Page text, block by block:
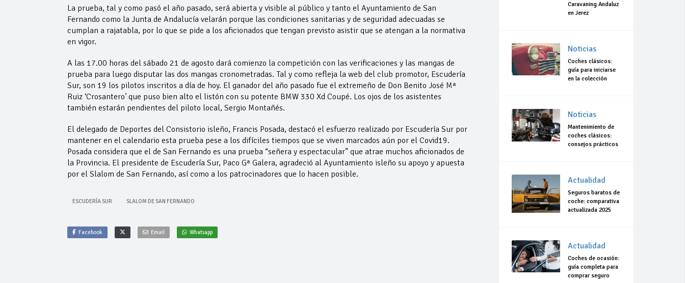
La prueba, tal y como pasó el año pasado, será abierta y visible al público y tanto el Ayuntamiento de San
Fernando como la Junta de Andalucía velarán porque las condiciones sanitarias y de seguridad adecuadas se
cumplan a rajatabla, por lo que se pide a los aficionados que tengan previsto asistir que se atengan a la normativa
en vigor.
A las 17.00 horas del sábado 21 de agosto dará comienzo la competición con las verificaciones y las mangas de
prueba para luego disputar las dos mangas cronometradas. Tal y como refleja la web del club promotor, Escudería
Sur, son 19 los pilotos inscritos a día de hoy. El ganador del año pasado fue el extremeño de Don Benito José Mª
Ruiz ‘Crosantero’ que puso bien alto el listón con su potente BMW 330 Xd Coupé. Los ojos de los asistentes
también estarán pendientes del piloto local, Sergio Montañés.
El delegado de Deportes del Consistorio isleño, Francis Posada, destacó el esfuerzo realizado por Escudería Sur por
mantener en el calendario esta prueba pese a los difíciles tiempos que se viven marcados aún por el Covid19.
Posada considera que el de San Fernando es una prueba “señera y espectacular” que atrae muchos aficionados de
la Provincia. El presidente de Escudería Sur, Paco Gª Galera, agradeció al Ayuntamiento isleño su apoyo y apuesta
por el Slalom de San Fernando, así como a los patrocinadores que lo hacen posible.
ESCUDERÍA SUR SLALOM DE SAN FERNANDO
Facebook Email Whatsapp
Caravaning Andaluz
en Jerez
Noticias
Coches clásicos:
guía para iniciarse
en la colección
Noticias
Mantenimiento de
coches clásicos:
consejos prácticos
Actualidad
Seguros baratos de
coche: comparativa
actualizada 2025
Actualidad
Coches de ocasión:
guía completa para
comprar seguro